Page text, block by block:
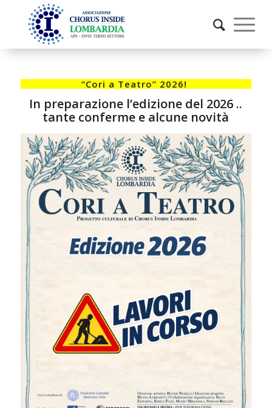
“Cori a Teatro” 2026!
In preparazione l’edizione del 2026 ..
tante conferme e alcune novità